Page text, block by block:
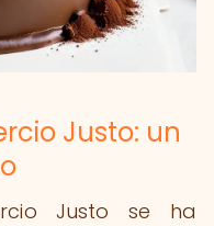
Justo: un
Justo se ha